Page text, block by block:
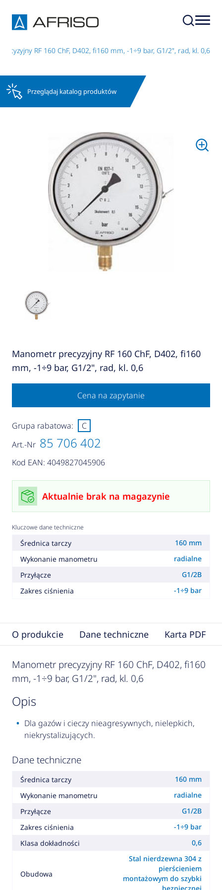
RF 160 ChF, D402, fi160 mm, -1÷9 bar, G1/2", rad, kl. 0,6
Przeglądaj katalog produktów
Manometr precyzyjny RF 160 ChF, D402, fi160
mm, -1÷9 bar, G1/2", rad, kl. 0,6
Cena na zapytanie
Art.-Nr 85 706 402
Kod EAN: 4049827045906
Grupa rabatowa: C
Aktualnie brak na magazynie
Kluczowe dane techniczne
Średnica tarczy
160 mm
Wykonanie manometru
radialne
Przyłącze
G1/2B
Zakres ciśnienia
-1÷9 bar
O produkcie Dane techniczne Karta PDF
Manometr precyzyjny RF 160 ChF, D402, fi160
mm, -1÷9 bar, G1/2", rad, kl. 0,6
opis
Dla gazów i cieczy nieagresywnych, nielepkich,
niekrystalizujących.
Dane techniczne
Średnica tarczy
160 mm
Wykonanie manometru
radialne
Przyłącze
G1/2B
Zakres ciśnienia
-1÷9 bar
Klasa dokładności
0,6
Obudowa
Stal nierdzewna 304 z
pierścieniem
montażowym do szybki